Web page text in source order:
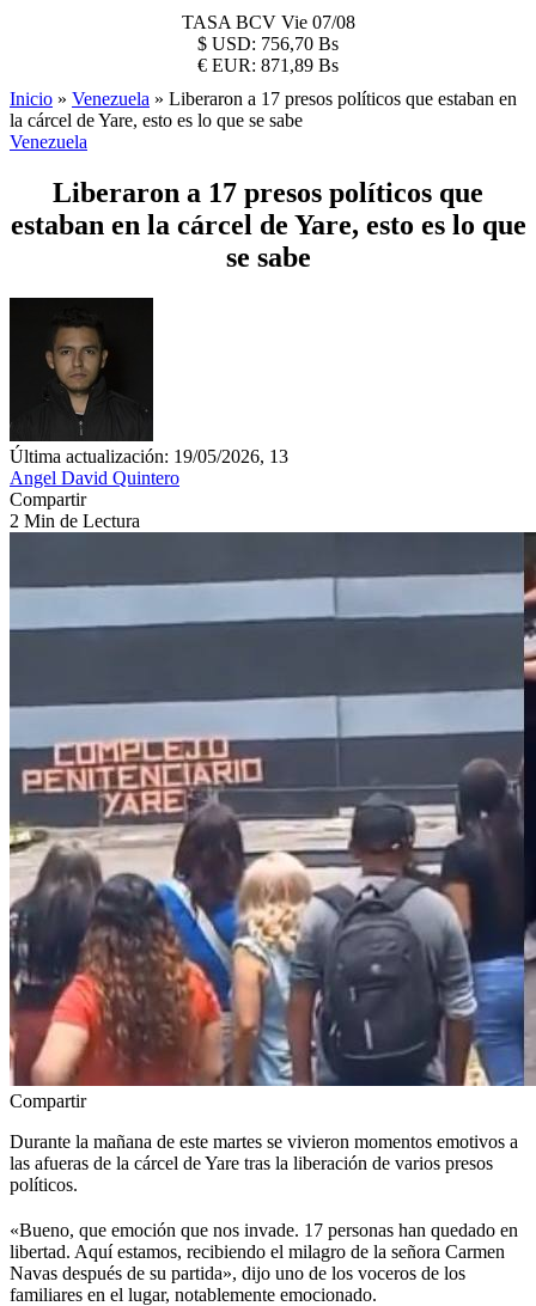
TASA BCV Vie 07/08
$ USD: 756,70 Bs
€ EUR: 871,89 Bs
Inicio » Venezuela » Liberaron a 17 presos políticos que estaban en
la cárcel de Yare, esto es lo que se sabe
Venezuela
Liberaron a 17 presos políticos que
estaban en la cárcel de Yare, esto es lo que
se sabe
Última actualización: 19/05/2026, 13
Angel David Quintero
Compartir
2 Min de Lectura
Compartir
Durante la mañana de este martes se vivieron momentos emotivos a
las afueras de la cárcel de Yare tras la liberación de varios presos
políticos.
«Bueno, que emoción que nos invade. 17 personas han quedado en
libertad. Aquí estamos, recibiendo el milagro de la señora Carmen
Navas después de su partida», dijo uno de los voceros de los
familiares en el lugar, notablemente emocionado.